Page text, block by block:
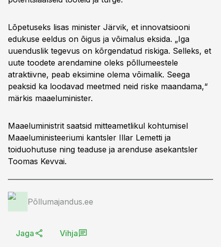
Lõpetuseks lisas minister Järvik, et innovatsiooni
edukuse eeldus on õigus ja võimalus eksida. „Iga
uuenduslik tegevus on kõrgendatud riskiga. Selleks, et
uute toodete arendamine oleks põllumeestele
atraktiivne, peab eksimine olema võimalik. Seega
peaksid ka loodavad meetmed neid riske maandama,“
märkis maaeluminister.
Maaeluministrit saatsid mitteametlikul kohtumisel
Maaeluministeeriumi kantsler Illar Lemetti ja
toiduohutuse ning teaduse ja arenduse asekantsler
Toomas Kevvai.
Põllumajandus.ee
Jaga Vihja